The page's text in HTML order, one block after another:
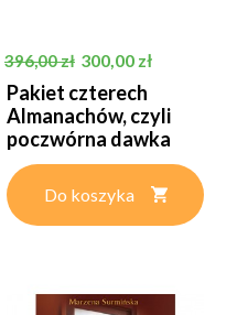
Cena podstawowa
396,00 zł Cena
300,00 zł
Pakiet czterech
Almanachów, czyli
poczwórna dawka
wiedzy
Do koszyka